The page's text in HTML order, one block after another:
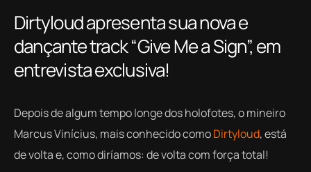
Dirtyloud apresenta sua nova e
dançante track “Give Me a Sign”, em
entrevista exclusiva!
Depois de algum tempo longe dos holofotes, o mineiro
Marcus Vinícius, mais conhecido comoDirtyloud, está
de volta e, como diríamos: de volta com força total!